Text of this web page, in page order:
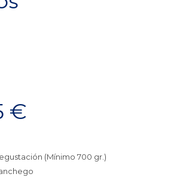
€
(Mínimo 700 gr.)